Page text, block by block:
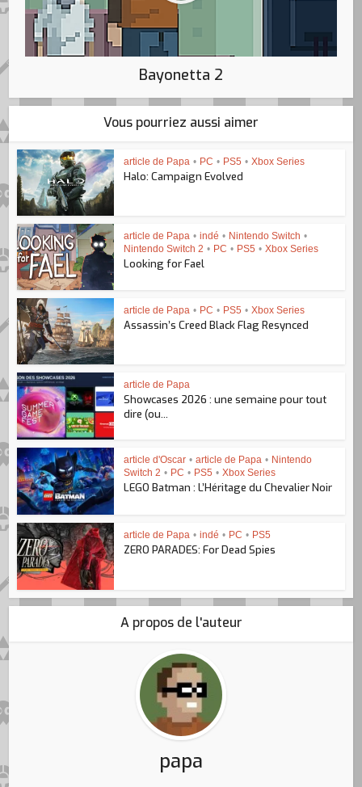
Bayonetta 2
Vous pourriez aussi aimer
article de Papa • PC • PS5 • Xbox Series
Halo: Campaign Evolved
article de Papa • indé • Nintendo Switch •
Nintendo Switch 2 • PC • PS5 • Xbox Series
Looking for Fael
article de Papa • PC • PS5 • Xbox Series
Assassin’s Creed Black Flag Resynced
article de Papa
Showcases 2026 : une semaine pour tout
dire (ou...
article d'Oscar • article de Papa • Nintendo
Switch 2 • PC • PS5 • Xbox Series
LEGO Batman : L’Héritage du Chevalier Noir
article de Papa • indé • PC • PS5
ZERO PARADES: For Dead Spies
A propos de l'auteur
papa